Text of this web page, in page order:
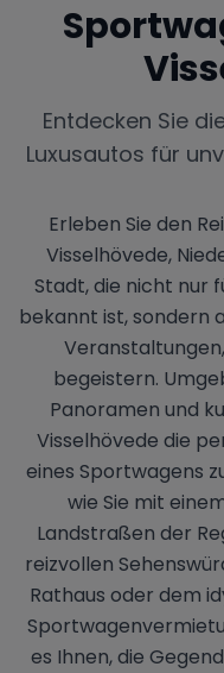
Entdecken Sie
Luxusautos für
Erleben Sie den
Visselhövede,
Stadt, die nicht nur
bekannt ist, sondern
begeistern.
Panoramen und
Visselhövede die
eines Sportwagens
wie Sie mit
Landstraßen der
reizvollen
Rathaus oder dem
es Ihnen, die